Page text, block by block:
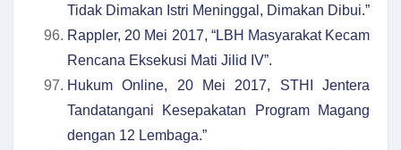
Tidak Dimakan Istri Meninggal, Dimakan Dibui.”
Rappler, 20 Mei 2017, “LBH Masyarakat Kecam
Rencana Eksekusi Mati Jilid IV”.
Hukum Online, 20 Mei 2017, STHI Jentera
Tandatangani Kesepakatan Program Magang
dengan 12 Lembaga.”